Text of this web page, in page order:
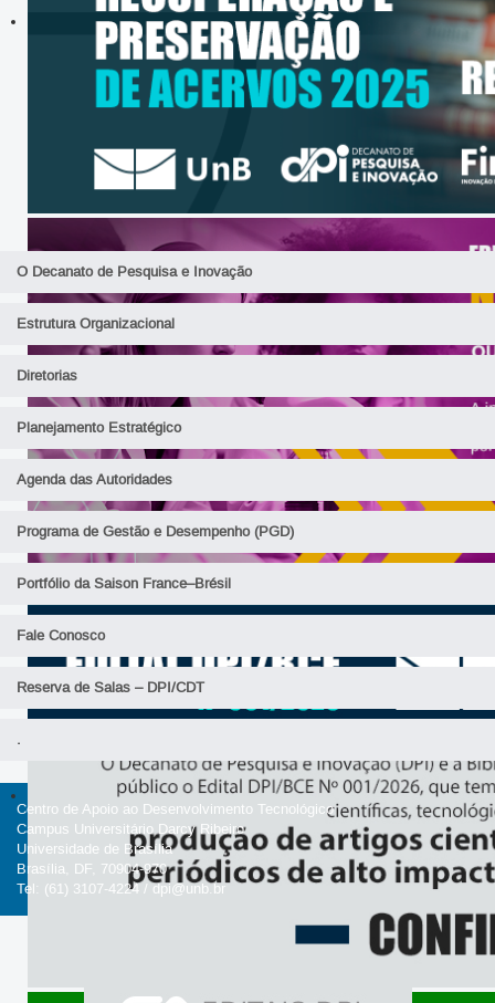
O Decanato de Pesquisa e Inovação
Estrutura Organizacional
Diretorias
Planejamento Estratégico
Agenda das Autoridades
Programa de Gestão e Desempenho (PGD)
Portfólio da Saison France–Brésil
Fale Conosco
Reserva de Salas – DPI/CDT
.
Centro de Apoio ao Desenvolvimento Tecnológico
Campus Universitário Darcy Ribeiro
Universidade de Brasília
Brasília, DF, 70904-970
Tel: (61) 3107-4224 / dpi@unb.br